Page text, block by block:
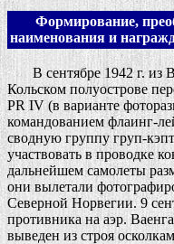
Формирование,
наименования и
В сентябре 1942 г. из
Кольском полуострове
PR IV (в варианте
командованием флаинг-
сводную группу груп-
участвовать в проводке
дальнейшем самолеты
они вылетали
Северной Норвегии. 9
противника на аэр.
выведен из строя